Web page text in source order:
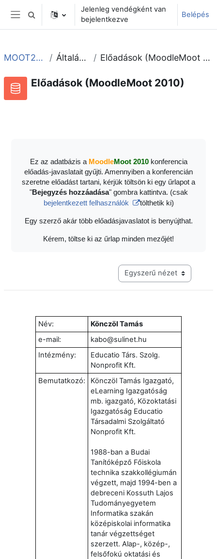
Tovább a fő tartalomhoz
Oldalpanel
Keresési bemeneti adatok váltása
Jelenleg vendégként van
bejelentkezve
Belépés
MOOT2010 Általános Előadások (MoodleMoot 2010)
Előadások (MoodleMoot 2010)
Ez az adatbázis a MoodleMoot 2010konferencia
előadás-javaslatait gyűjti. Amennyiben a konferencián
szeretne előadást tartani, kérjük töltsön ki egy űrlapot a
"Bejegyzés hozzáadása" gombra kattintva. (csak
bejelentkezett felhasználók
tölthetik ki)
Egy szerző akár több előadásjavaslatot is benyújthat.
Kérem, töltse ki az űrlap minden mezőjét!
Harmadik szintű navigáció
Név:
Könczöl Tamás
e-mail:
kabo@sulinet.hu
Intézmény:
Educatio Társ. Szolg.
Nonprofit Kft.
Bemutatkozó:
Könczöl Tamás Igazgató,
eLearning Igazgatóság
mb. igazgató, Közoktatási
Igazgatóság Educatio
Társadalmi Szolgáltató
Nonprofit Kft.
1988-ban a Budai
Tanítóképző Főiskola
technika szakkollégiumán
végzett, majd 1994-ben a
debreceni Kossuth Lajos
Tudományegyetem
Informatika szakán
középiskolai informatika
tanár végzettséget
szerzett. Alap-, közép-,
felsőfokú oktatási és